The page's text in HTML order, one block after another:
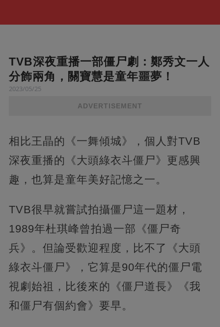
TVB深夜重播一部僵尸劇：鄭秀文一人
分飾兩角，關寶慧是童年噩夢！
2023/05/25
ADVERTISEMENT
相比王晶的《一舞傾城》，個人對TVB
深夜重播的《大頭綠衣斗僵尸》更感興
趣，也算是童年美好記憶之一。
TVB很早就嘗試拍攝僵尸這一題材，
1989年杜琪峰曾拍過一部《僵尸奇
兵》。但論受歡迎程度，比不了《大頭
綠衣斗僵尸》，它算是90年代的僵尸電
視劇始祖，比後來的《僵尸道長》《我
和僵尸有個約會》要早。